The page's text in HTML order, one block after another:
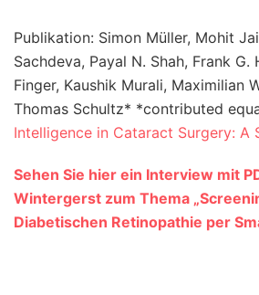
Publikation: Simon Müller, Mohit
Sachdeva, Payal N. Shah, Frank G.
Finger, Kaushik Murali, Maximilian
Thomas Schultz* *contributed
Intelligence in Cataract Surgery: A
Sehen Sie hier ein Interview mit
Wintergerst zum Thema
Diabetischen Retinopathie per